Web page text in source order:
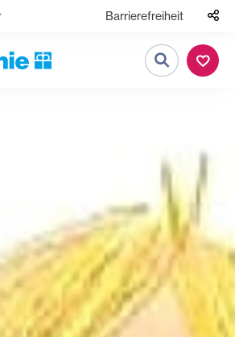
Barrierefreiheit
Suche